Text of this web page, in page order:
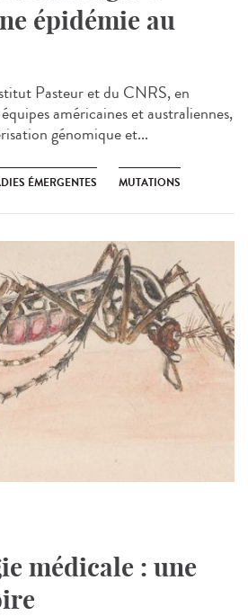
épidémie au
Pasteur et du CNRS, en
américaines et australiennes,
génomique et...
ÉMERGENTES MUTATIONS
médicale : une